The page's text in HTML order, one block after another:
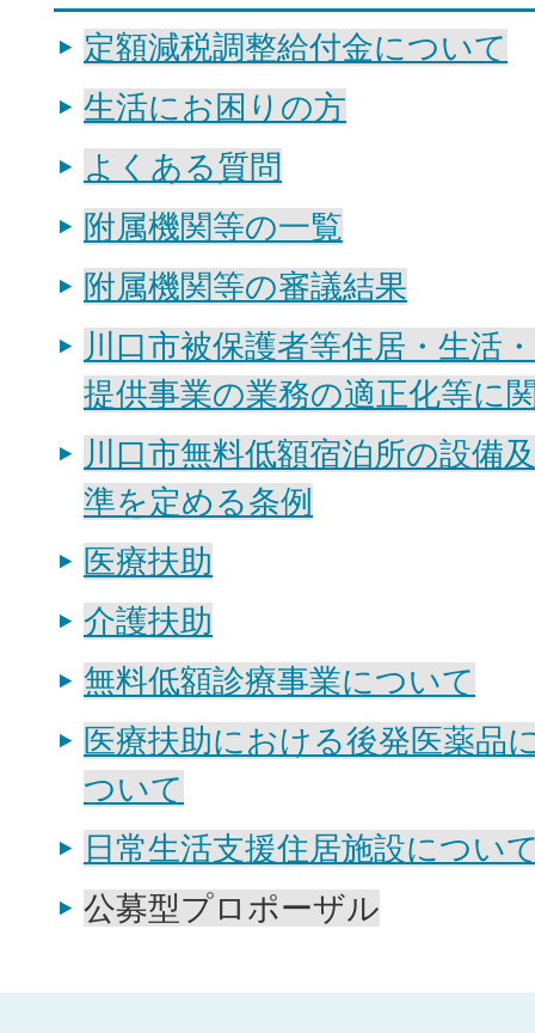
定額減税調整給付金について
生活にお困りの方
よくある質問
附属機関等の一覧
附属機関等の審議結果
川口市被保護者等住居・生活
提供事業の業務の適正化等に
川口市無料低額宿泊所の設備
準を定める条例
医療扶助
介護扶助
無料低額診療事業について
医療扶助における後発医薬品
ついて
日常生活支援住居施設につい
公募型プロポーザル